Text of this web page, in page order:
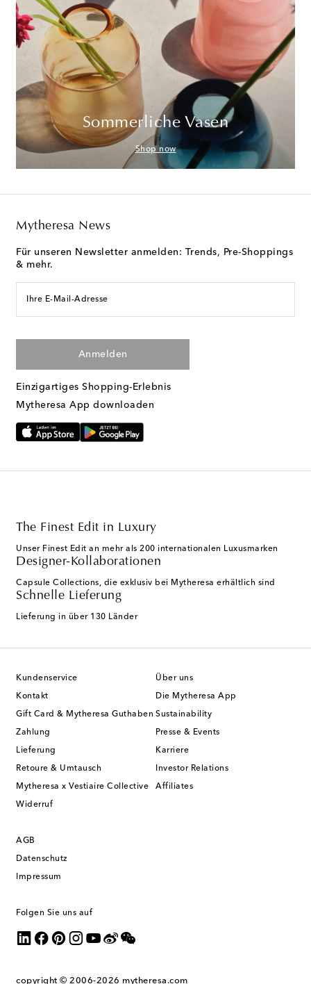
Sommerliche Vasen
Shop now
Mytheresa News
Für unseren Newsletter anmelden: Trends, Pre-Shoppings
& mehr.
Ihre E-Mail-Adresse
Anmelden
Einzigartiges Shopping-Erlebnis
Mytheresa App downloaden
The Finest Edit in Luxury
Unser Finest Edit an mehr als 200 internationalen Luxusmarken
Designer-Kollaborationen
Capsule Collections, die exklusiv bei Mytheresa erhältlich sind
Schnelle Lieferung
Lieferung in über 130 Länder
Kundenservice
Kontakt
Gift Card & Mytheresa Guthaben
Zahlung
Lieferung
Retoure & Umtausch
Mytheresa x Vestiaire Collective
Widerruf
Über uns
Die Mytheresa App
Sustainability
Presse & Events
Karriere
Investor Relations
Affiliates
AGB
Datenschutz
Impressum
Folgen Sie uns auf
copyright © 2006-2026 mytheresa.com